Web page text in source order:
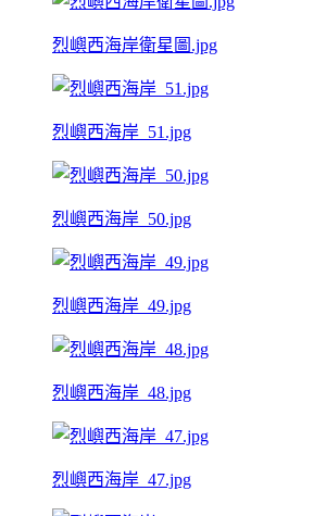
烈嶼西海岸衛星圖.jpg
烈嶼西海岸_51.jpg
烈嶼西海岸_50.jpg
烈嶼西海岸_49.jpg
烈嶼西海岸_48.jpg
烈嶼西海岸_47.jpg